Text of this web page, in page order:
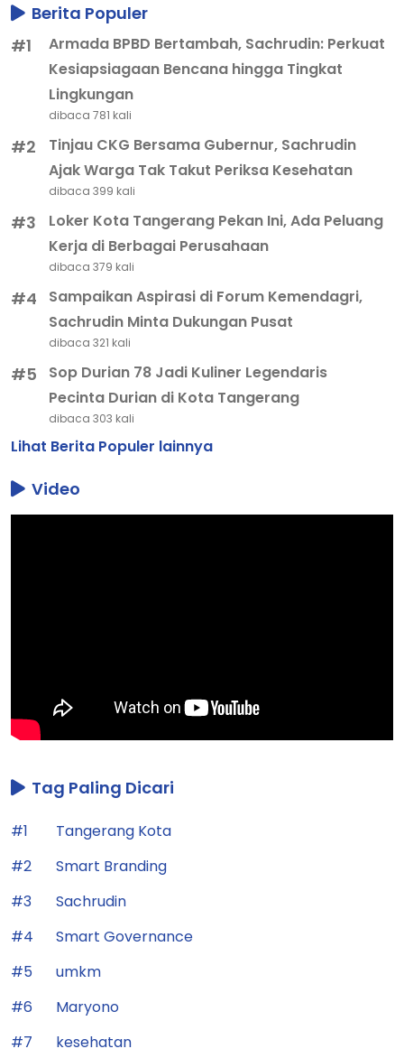
Berita Populer
#1
Armada BPBD Bertambah, Sachrudin: Perkuat
Kesiapsiagaan Bencana hingga Tingkat
Lingkungan
dibaca 781 kali
#2
Tinjau CKG Bersama Gubernur, Sachrudin
Ajak Warga Tak Takut Periksa Kesehatan
dibaca 399 kali
#3
Loker Kota Tangerang Pekan Ini, Ada Peluang
Kerja di Berbagai Perusahaan
dibaca 379 kali
#4
Sampaikan Aspirasi di Forum Kemendagri,
Sachrudin Minta Dukungan Pusat
dibaca 321 kali
#5
Sop Durian 78 Jadi Kuliner Legendaris
Pecinta Durian di Kota Tangerang
dibaca 303 kali
Lihat Berita Populer lainnya
Video
Tag Paling Dicari
#1
Tangerang Kota
#2
Smart Branding
#3
Sachrudin
#4
Smart Governance
#5
umkm
#6
Maryono
#7
kesehatan